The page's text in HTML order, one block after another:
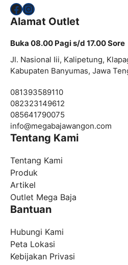
Facebook
Instagram
Alamat Outlet
Buka 08.00 Pagi s/d 17.00 Sore
Jl. Nasional Iii, Kalipetung,
Kabupaten Banyumas, Jawa
081393589110
082323149612
085641790075
info@megabajawangon.com
Tentang Kami
Tentang Kami
Produk
Artikel
Outlet Mega Baja
Bantuan
Hubungi Kami
Peta Lokasi
Kebijakan Privasi